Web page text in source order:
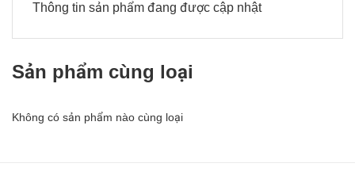
Thông tin sản phẩm đang được cập nhật
Sản phẩm cùng loại
Không có sản phẩm nào cùng loại